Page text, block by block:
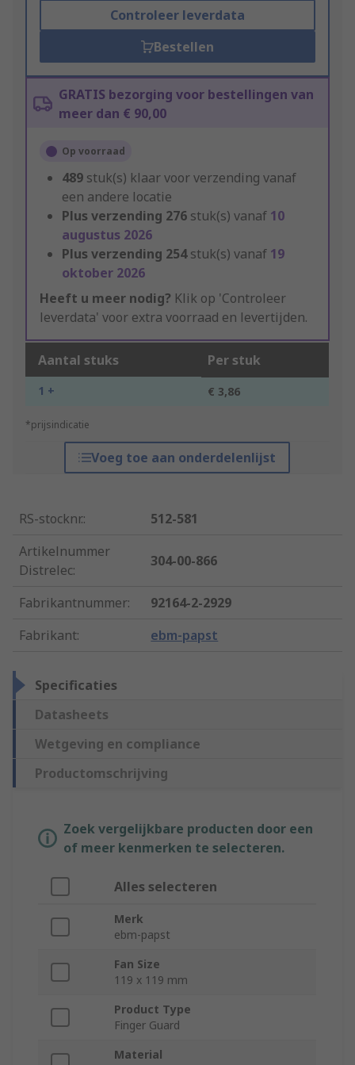
Controleer leverdata
Bestellen
GRATIS bezorging voor bestellingen van
meer dan € 90,00
Op voorraad
489 stuk(s) klaar voor verzending vanaf
een andere locatie
Plus verzending 276 stuk(s) vanaf 10
augustus 2026
Plus verzending 254stuk(s) vanaf 19
oktober 2026
Heeft u meer nodig? Klik op 'Controleer
leverdata' voor extra voorraad en levertijden.
Aantal stuks Per stuk
1 + € 3,86
*prijsindicatie
Voeg toe aan onderdelenlijst
RS-stocknr.:
512-581
Artikelnummer
Distrelec:
304-00-866
Fabrikantnummer:
92164-2-2929
Fabrikant: ebm-papst
Specificaties
Datasheets
Wetgeving en compliance
Productomschrijving
Zoek vergelijkbare producten door een
of meer kenmerken te selecteren.
Alles selecteren
Merk
ebm-papst
Fan Size
119 x 119 mm
Product Type
Finger Guard
Material